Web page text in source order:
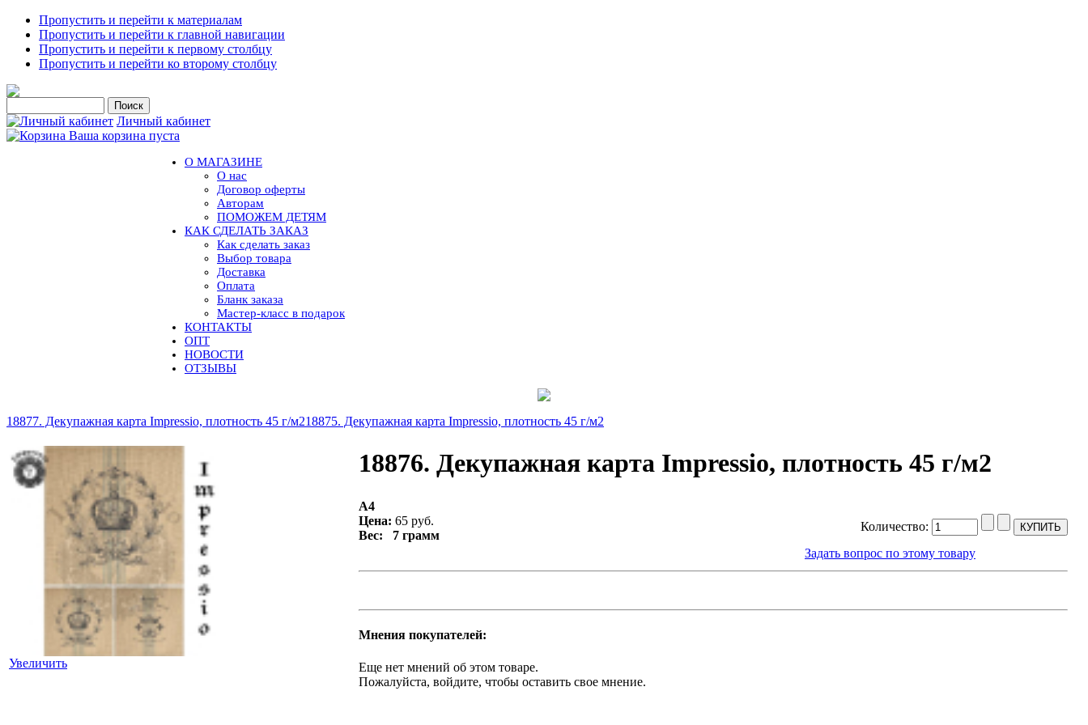
Пропустить и перейти к материалам
Пропустить и перейти к главной навигации
Пропустить и перейти к первому столбцу
Пропустить и перейти ко второму столбцу
Личный кабинет
Ваша корзина пуста
О МАГАЗИНЕ
О нас
Договор оферты
Авторам
ПОМОЖЕМ ДЕТЯМ
КАК СДЕЛАТЬ ЗАКАЗ
Как сделать заказ
Выбор товара
Доставка
Оплата
Бланк заказа
Мастер-класс в подарок
КОНТАКТЫ
ОПТ
НОВОСТИ
ОТЗЫВЫ
18877. Декупажная карта Impressio, плотность 45 г/м218875. Декупажная карта Impressio, плотность 45 г/м2
Увеличить
18876. Декупажная карта Impressio, плотность 45 г/м2
A4
Цена: 65 руб.
Вес: 7 грамм
Количество:
Задать вопрос по этому товару
Мнения покупателей:
Еще нет мнений об этом товаре.
Пожалуйста, войдите, чтобы оставить свое мнение.